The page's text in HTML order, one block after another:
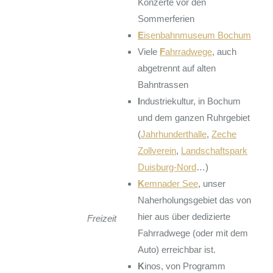
Freizeit
Konzerte vor den
Sommerferien
Eisenbahnmuseum Bochum
Viele Fahrradwege, auch
abgetrennt auf alten
Bahntrassen
Industriekultur, in Bochum
und dem ganzen Ruhrgebiet
(Jahrhunderthalle, Zeche
Zollverein, Landschaftspark
Duisburg-Nord…)
Kemnader See, unser
Naherholungsgebiet das von
hier aus über dedizierte
Fahrradwege (oder mit dem
Auto) erreichbar ist.
Kinos, von Programm